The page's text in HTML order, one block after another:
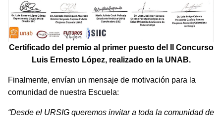
Certificado del premio al primer puesto del
II Concurso
Luis Ernesto López, realizado en la UNAB.
Finalmente, envían un mensaje de motivación para la
comunidad de nuestra Escuela:
“Desde el URSIG queremos invitar a toda la comunidad de